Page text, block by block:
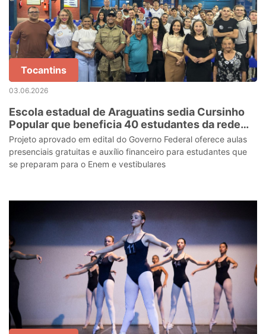
Tocantins
03.06.2026
Escola estadual de Araguatins sedia Cursinho
Popular que beneficia 40 estudantes da rede
pública
Projeto aprovado em edital do Governo Federal oferece aulas
presenciais gratuitas e auxílio financeiro para estudantes que
se preparam para o Enem e vestibulares